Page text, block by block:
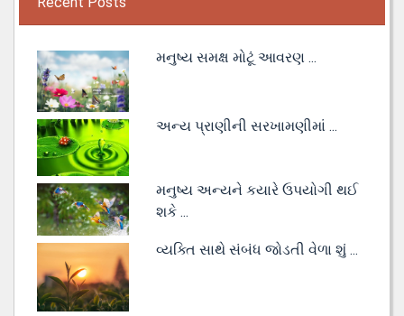
મનુષ્ય સમક્ષ મોટૂં આવરણ ...
અન્ય પ્રાણીની સરખામણીમાં ...
મનુષ્ય અન્યને કયારે ઉપયોગી થઈ
શકે ...
વ્યક્તિ સાથે સંબંધ જોડતી વેળા શું ...